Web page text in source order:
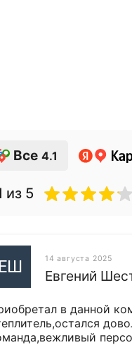
Все 4.1
из 5
ЕШ 14 августа 2025
Евгений
в данной